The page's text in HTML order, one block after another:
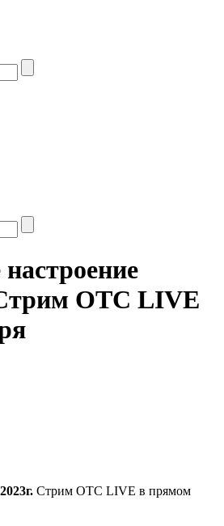
ОТС LIVE
Стрим ОТС LIVE в прямом